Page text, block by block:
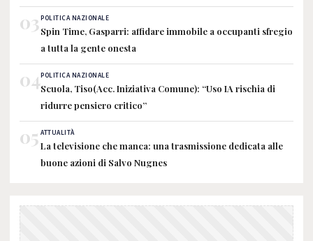
03POLITICA NAZIONALE
Spin Time, Gasparri: affidare immobile a occupanti sfregio
a tutta la gente onesta
04POLITICA NAZIONALE
Scuola, Tiso(Acc. Iniziativa Comune): “Uso IA rischia di
ridurre pensiero critico”
05 ATTUALITÀ
La televisione che manca: una trasmissione dedicata alle
buone azioni di Salvo Nugnes